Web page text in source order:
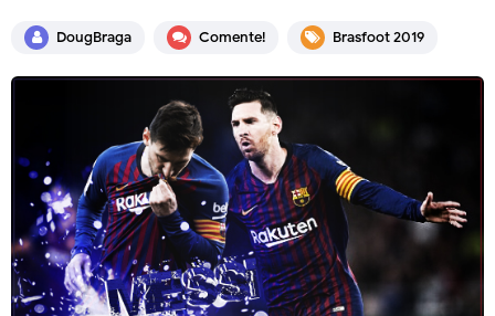
DougBraga Comente! Brasfoot 2019